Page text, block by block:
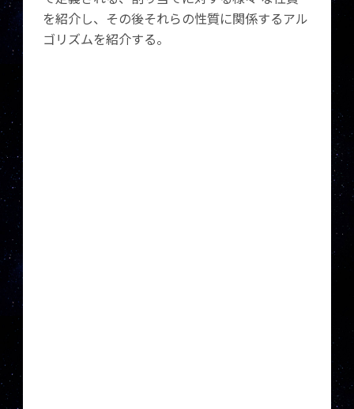
を紹介し、その後それらの性質に関係するアル
ゴリズムを紹介する。